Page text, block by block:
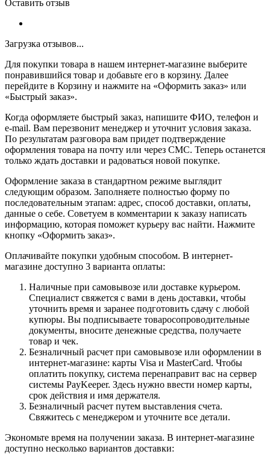
Оставить отзыв
Загрузка отзывов...
Для покупки товара в нашем интернет-магазине выберите
понравившийся товар и добавьте его в корзину. Далее
перейдите в Корзину и нажмите на «Оформить заказ» или
«Быстрый заказ».
Когда оформляете быстрый заказ, напишите ФИО, телефон и
e-mail. Вам перезвонит менеджер и уточнит условия заказа.
По результатам разговора вам придет подтверждение
оформления товара на почту или через СМС. Теперь останется
только ждать доставки и радоваться новой покупке.
Оформление заказа в стандартном режиме выглядит
следующим образом. Заполняете полностью форму по
последовательным этапам: адрес, способ доставки, оплаты,
данные о себе. Советуем в комментарии к заказу написать
информацию, которая поможет курьеру вас найти. Нажмите
кнопку «Оформить заказ».
Оплачивайте покупки удобным способом. В интернет-
магазине доступно 3 варианта оплаты:
Наличные при самовывозе или доставке курьером.
Специалист свяжется с вами в день доставки, чтобы
уточнить время и заранее подготовить сдачу с любой
купюры. Вы подписываете товаросопроводительные
документы, вносите денежные средства, получаете
товар и чек.
Безналичный расчет при самовывозе или оформлении в
интернет-магазине: карты Visa и MasterCard. Чтобы
оплатить покупку, система перенаправит вас на сервер
системы PayKeeper. Здесь нужно ввести номер карты,
срок действия и имя держателя.
Безналичный расчет путем выставления счета.
Свяжитесь с менеджером и уточните все детали.
Экономьте время на получении заказа. В интернет-магазине
доступно несколько вариантов доставки: